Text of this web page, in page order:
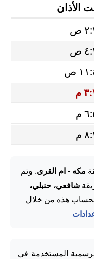
الأذان
ص
ص
ص
م
م
م
مكه - ام القرى. وتم
شافعي، حنبلي،
هذه من خلال
المستخدمة في